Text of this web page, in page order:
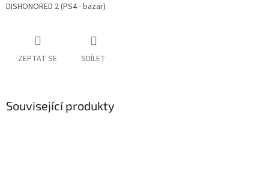
DISHONORED 2 (PS4 - bazar)
ZEPTAT SE SDÍLET
Související produkty